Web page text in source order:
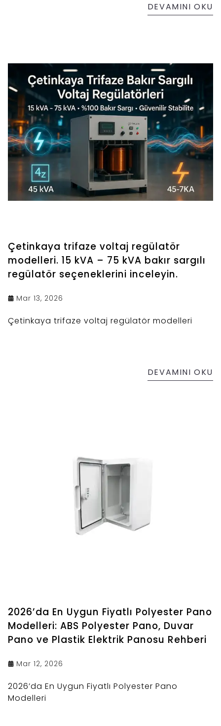
DEVAMINI OKU
Çetinkaya trifaze voltaj regülatör
modelleri. 15 kVA – 75 kVA bakır sargılı
regülatör seçeneklerini inceleyin.
Mar 13, 2026
Çetinkaya trifaze voltaj regülatör modelleri
DEVAMINI OKU
2026’da En Uygun Fiyatlı Polyester Pano
Modelleri: ABS Polyester Pano, Duvar
Pano ve Plastik Elektrik Panosu Rehberi
Mar 12, 2026
2026’da En Uygun Fiyatlı Polyester Pano
Modelleri